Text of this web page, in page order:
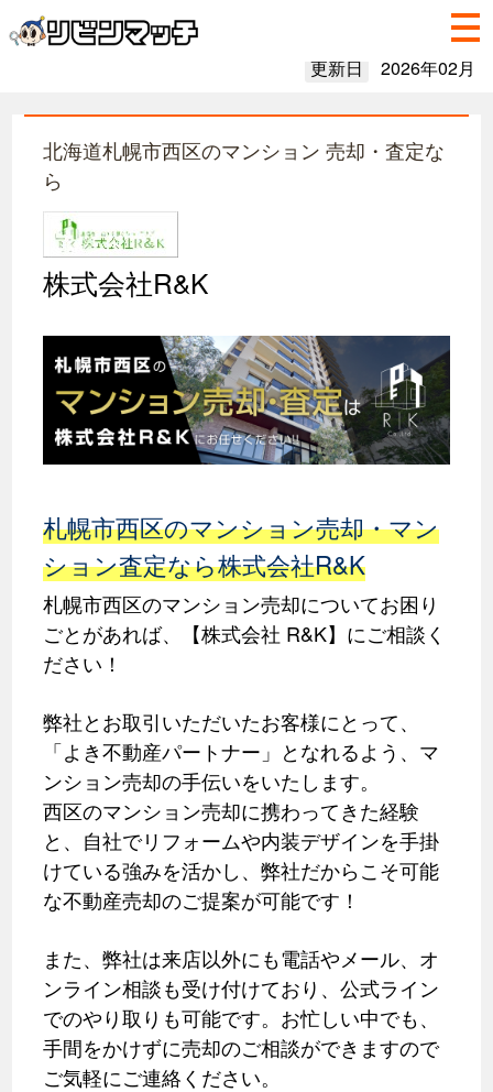
更新日 2026年02月
北海道札幌市西区のマンション 売却・査定な
ら
株式会社R&K
札幌市西区のマンション売却・マン
ション査定なら株式会社R&K
札幌市西区のマンション売却についてお困り
ごとがあれば、【株式会社 R&K】にご相談く
ださい！
弊社とお取引いただいたお客様にとって、
「よき不動産パートナー」となれるよう、マ
ンション売却の手伝いをいたします。
西区のマンション売却に携わってきた経験
と、自社でリフォームや内装デザインを手掛
けている強みを活かし、弊社だからこそ可能
な不動産売却のご提案が可能です！
また、弊社は来店以外にも電話やメール、オ
ンライン相談も受け付けており、公式ライン
でのやり取りも可能です。お忙しい中でも、
手間をかけずに売却のご相談ができますので
ご気軽にご連絡ください。